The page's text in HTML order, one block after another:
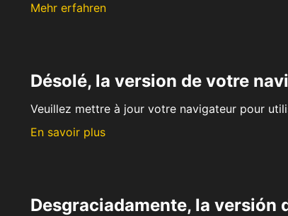
Mehr erfahren
Désolé, la version de votre
Veuillez mettre à jour votre navigateur pour
En savoir plus
Desgraciadamente, la versión